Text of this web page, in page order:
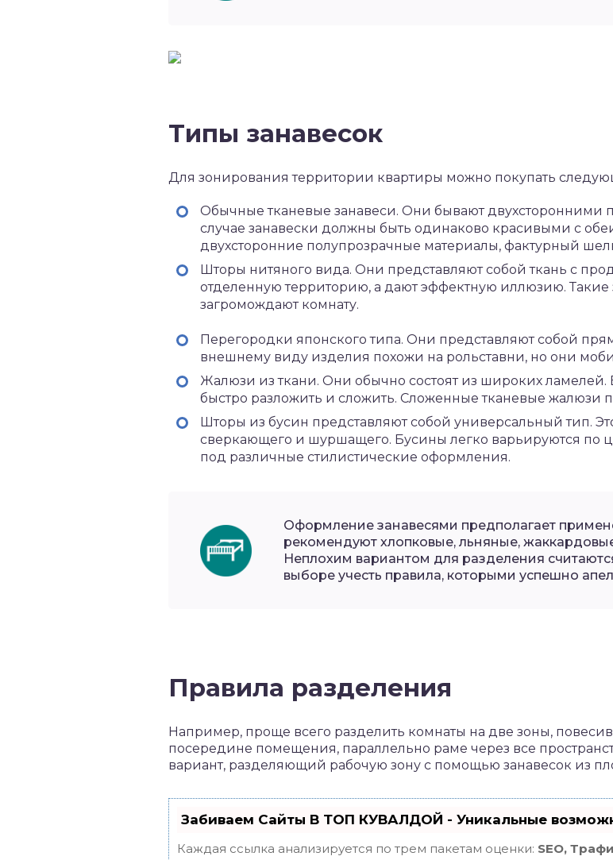
Типы занавесок
Для зонирования территории квартиры можно покупать
Обычные тканевые занавеси. Они бывают двухсторонними
случае занавески должны быть одинаково красивыми с
двухсторонние полупрозрачные материалы, фактурный
Шторы нитяного вида. Они представляют собой ткань с
отделенную территорию, а дают эффектную иллюзию. Такие
загромождают комнату.
Перегородки японского типа. Они представляют собой
внешнему виду изделия похожи на рольставни, но они
Жалюзи из ткани. Они обычно состоят из широких ламелей.
быстро разложить и сложить. Сложенные тканевые жалюзи
Шторы из бусин представляют собой универсальный тип.
сверкающего и шуршащего. Бусины легко варьируются по
под различные стилистические оформления.
Оформление занавесями предполагает
рекомендуют хлопковые, льняные,
Неплохим вариантом для разделения
выборе учесть правила, которыми успешно
Правила разделения
Например, проще всего разделить комнаты на две зоны,
посередине помещения, параллельно раме через все
вариант, разделяющий рабочую зону с помощью занавесок из
Забиваем Сайты В ТОП КУВАЛДОЙ - Уникальные
Каждая ссылка анализируется по трем пакетам оценки: SEO,